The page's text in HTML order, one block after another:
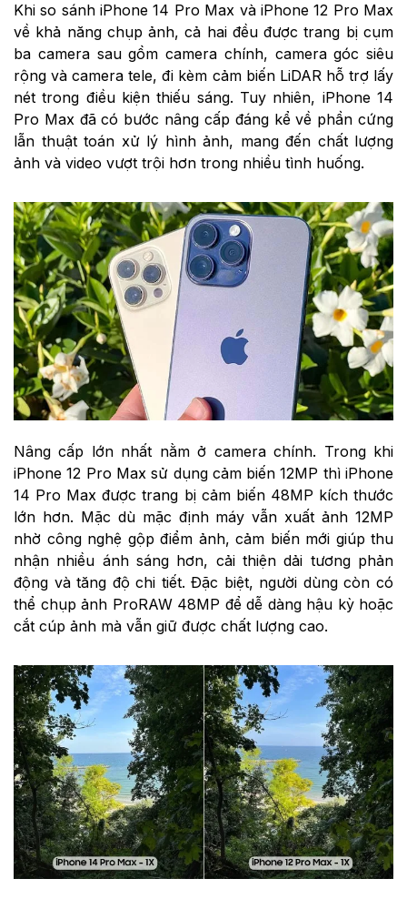
Khi so sánh iPhone 14 Pro Max và iPhone 12 Pro Max
về khả năng chụp ảnh, cả hai đều được trang bị cụm
ba camera sau gồm camera chính, camera góc siêu
rộng và camera tele, đi kèm cảm biến LiDAR hỗ trợ lấy
nét trong điều kiện thiếu sáng. Tuy nhiên, iPhone 14
Pro Max đã có bước nâng cấp đáng kể về phần cứng
lẫn thuật toán xử lý hình ảnh, mang đến chất lượng
ảnh và video vượt trội hơn trong nhiều tình huống.
Nâng cấp lớn nhất nằm ở camera chính. Trong khi
iPhone 12 Pro Max sử dụng cảm biến 12MP thì iPhone
14 Pro Max được trang bị cảm biến 48MP kích thước
lớn hơn. Mặc dù mặc định máy vẫn xuất ảnh 12MP
nhờ công nghệ gộp điểm ảnh, cảm biến mới giúp thu
nhận nhiều ánh sáng hơn, cải thiện dải tương phản
động và tăng độ chi tiết. Đặc biệt, người dùng còn có
thể chụp ảnh ProRAW 48MP để dễ dàng hậu kỳ hoặc
cắt cúp ảnh mà vẫn giữ được chất lượng cao.